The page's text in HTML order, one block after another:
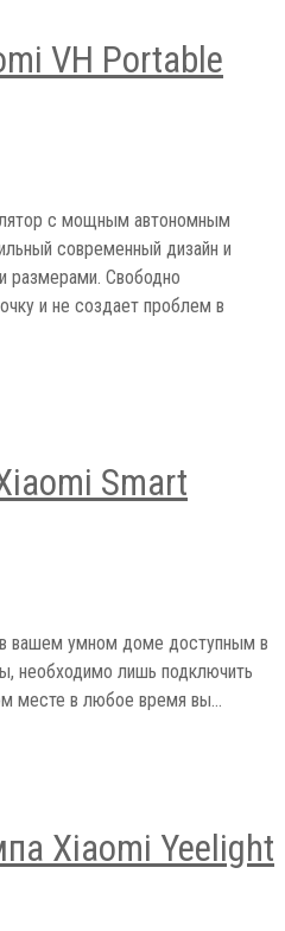
VH Portable
с мощным автономным
современный дизайн и
размерами. Свободно
и не создает проблем в
Smart
вашем умном доме доступным в
необходимо лишь подключить
месте в любое время вы…
Xiaomi Yeelight